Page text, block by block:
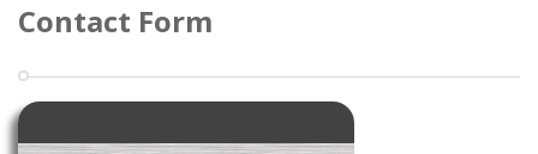
Contact Form